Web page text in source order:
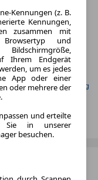
auf mobile.de Leasing
Kennungen (z. B.
Kennungen,
zusammen mit
und
Ihrem Endgerät
um es jedes
App oder einer
oder mehrere der
und erteilte
Sie in unserer
besuchen.